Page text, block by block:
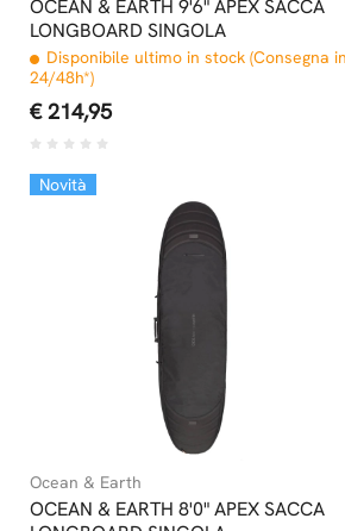
OCEAN & EARTH 9'6" APEX SACCA
LONGBOARD SINGOLA
Disponibile ultimo in stock (Consegna in
24/48h*)
€ 214,95
Novità
Ocean & Earth
OCEAN & EARTH 8'0" APEX SACCA